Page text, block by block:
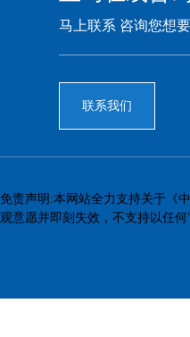
马上联系 咨询您想
联系我们
免责声明:本网站全力支持关于《
观意愿并即刻失效，不支持以任